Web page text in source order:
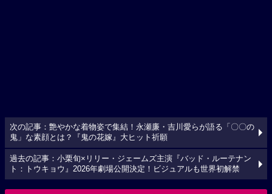
次の記事：艶やかな着物姿で集結！永瀬廉・吉川愛らが語る「〇〇の
鬼」な素顔とは？『鬼の花嫁』大ヒット祈願
過去の記事：小栗旬×リリー・ジェームズ主演『バッド・ルーテナン
ト：トウキョウ』2026年劇場公開決定！ビジュアルも世界初解禁